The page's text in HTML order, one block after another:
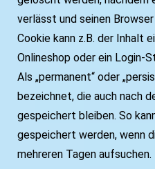
verlässt und seinen
Cookie kann z.B. der Inhalt
Onlineshop oder ein Login-
Als „permanent“ oder
bezeichnet, die auch nach
gespeichert bleiben. So
gespeichert werden, wenn
mehreren Tagen